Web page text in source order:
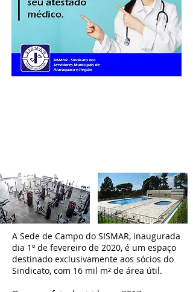
A Sede de Campo do SISMAR, inaugurada
dia 1º de fevereiro de 2020, é um espaço
destinado exclusivamente aos sócios do
Sindicato, com 16 mil m² de área útil.